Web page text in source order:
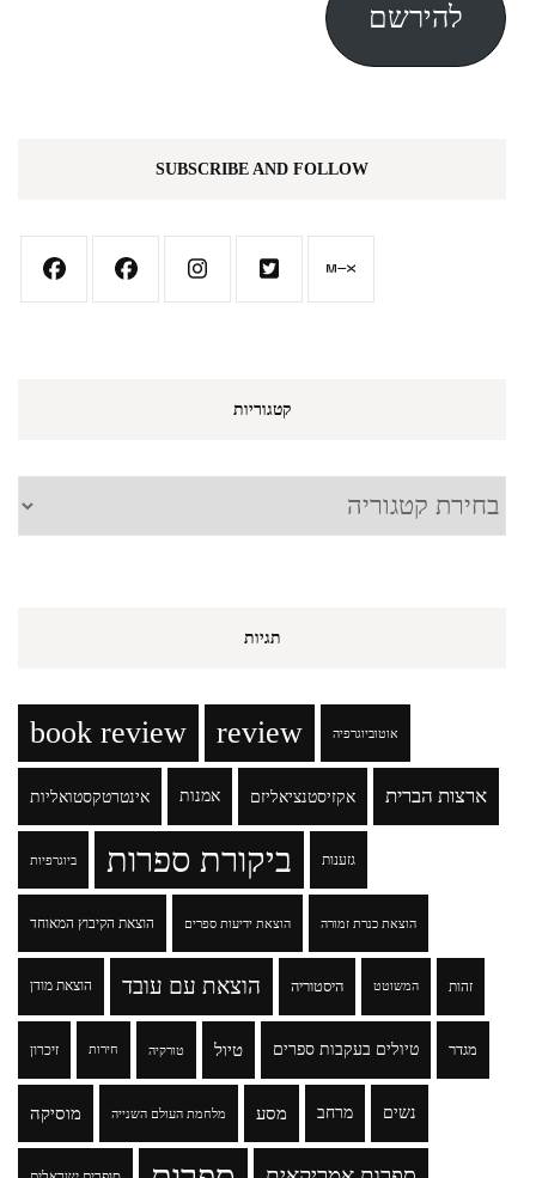
להירשם
SUBSCRIBE AND FOLLOW
קטגוריות
קטגוריות
תגיות
book review review אוטוביוגרפיה
אינטרטקסטואליות אמנות אקזיסטנציאליזם ארצות הברית
ביוגרפיות ביקורת ספרות גזענות
הוצאת הקיבוץ המאוחד הוצאת ידיעות ספרים הוצאת כנרת זמורה
הוצאת מודן הוצאת עם עובד היסטוריה המשוטט זהות
זיכרון חירות טורקיה טיול טיולים בעקבות ספרים מגדר
מוסיקה מלחמת העולם השנייה מסע מרחב נשים